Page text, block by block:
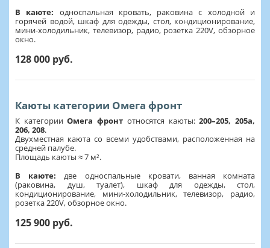
В каюте: односпальная кровать, раковина с холодной и
горячей водой, шкаф для одежды, стол, кондиционирование,
мини-холодильник, телевизор, радио, розетка 220V, обзорное
окно.
128 000 руб.
Каюты категории Омега фронт
К категорииОмега фронт относятся каюты:200–205, 205а,
206, 208.
Двухместная каюта со всеми удобствами, расположенная на
средней палубе.
Площадь каюты ≈ 7 м².
В каюте: две односпальные кровати, ванная комната
(раковина, душ, туалет), шкаф для одежды, стол,
кондиционирование, мини-холодильник, телевизор, радио,
розетка 220V, обзорное окно.
125 900 руб.